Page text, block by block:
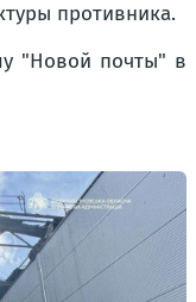
противника.
"Новой почты" в